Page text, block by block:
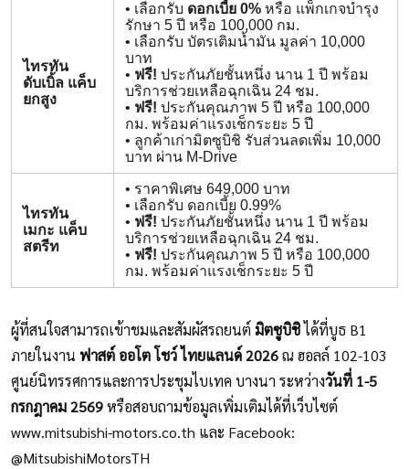
ไทรทัน
ดับเบิ้ล แค็บ
ยกสูง
• เลือกรับ ดอกเบี้ย 0% หรือ แพ็กเกจบำรุง
รักษา 5 ปี หรือ 100,000 กม.
• เลือกรับ บัตรเติมน้ำมัน มูลค่า 10,000
บาท
• ฟรี! ประกันภัยชั้นหนึ่ง นาน 1 ปี พร้อม
บริการช่วยเหลือฉุกเฉิน 24 ชม.
• ฟรี! ประกันคุณภาพ 5 ปี หรือ 100,000
กม. พร้อมค่าแรงเช็กระยะ 5 ปี
• ลูกค้าเก่ามิตซูบิชิ รับส่วนลดเพิ่ม 10,000
บาท ผ่าน M-Drive
ไทรทัน
เมกะ แค็บ
สตรีท
• ราคาพิเศษ 649,000 บาท
• เลือกรับ ดอกเบี้ย 0.99%
• ฟรี! ประกันภัยชั้นหนึ่ง นาน 1 ปี พร้อม
บริการช่วยเหลือฉุกเฉิน 24 ชม.
• ฟรี! ประกันคุณภาพ 5 ปี หรือ 100,000
กม. พร้อมค่าแรงเช็กระยะ 5 ปี
ผู้ที่สนใจสามารถเข้าชมและสัมผัสรถยนต์ มิตซูบิชิได้ที่บูธ B1
ภายในงาน ฟาสต์ ออโต โชว์ ไทยแลนด์ 2026ณ ฮอลล์ 102-103
ศูนย์นิทรรศการและการประชุมไบเทค บางนา ระหว่างวันที่ 1-5
กรกฎาคม 2569หรือสอบถามข้อมูลเพิ่มเติมได้ที่เว็บไซต์
www.mitsubishi-motors.co.th และ Facebook:
@MitsubishiMotorsTH